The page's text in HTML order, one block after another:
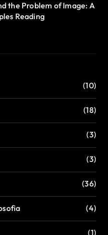
the Problem of Image: A
Reading
(10)
(18)
(3)
(3)
(36)
(4)
(1)